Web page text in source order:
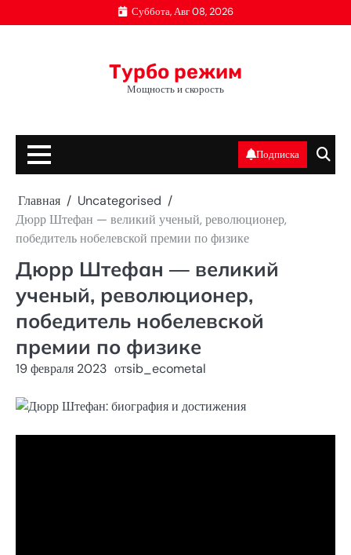
к
Суббота, Авг 08, 2026
Турбо режим
Мощность и скорость
Подписка
Главная
Uncategorised
Дюрр Штефан — великий ученый, революционер,
победитель нобелевской премии по физике
Дюрр Штефан — великий
ученый, революционер,
победитель нобелевской
премии по физике
19 февраля 2023 отsib_ecometal